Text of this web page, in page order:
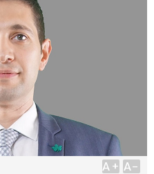
A+ A-